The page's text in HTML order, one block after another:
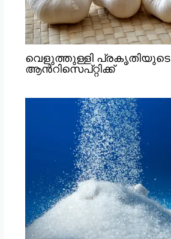
വെളുത്തുള്ളി പ്രകൃതിയുടെ
ആൻറിസെപ്റ്റിക്ക്